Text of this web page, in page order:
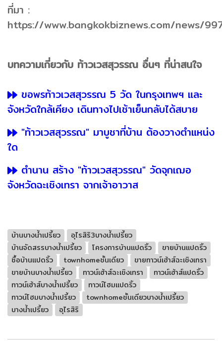
ที่มา :
https://www.bangkokbiznews.com/news/
บทความเกี่ยวกับ ท้าวเวสสุวรรณ อื่นๆ ที่น่าสนใจ
ขอพรท้าวเวสสุวรรณ 5 วัด ในกรุงเทพฯ และ
จังหวัดใกล้เคียง เดินทางไปเช้าเย็นกลับได้สบาย
"ท้าวเวสสุวรรณ" มาบูชาที่บ้าน ต้องวางตำแหน่ง
ใด
ตำนาน สร้าง "ท้าวเวสสุวรรณ" วัดจุกเฌอ
จังหวัดฉะเชิงเทรา จากเจ้าอาวาส
บ้านบางน้ำเปรี้ยว
อุไรสิริ3บางน้ำเปรี้ยว
บ้านจัดสรรบางน้ำเปรี้ยว
โครงการบ้านแปดริ้ว
ขายบ้านแปดริ้ว
ซื้อบ้านแปดริ้ว
townhomeชั้นเดียว
ขายทาวน์เฮ้าส์ฉะเชิงเทรา
ขายบ้านบางน้ำเปรี้ยว
ทาวน์เฮ้าส์ฉะเชิงเทรา
ทาวน์เฮ้าส์แปดริ้ว
ทาวน์เฮ้าส์บางน้ำเปรี้ยว
ทาวน์โฮมแปดริ้ว
ทาวน์โฮมบางน้ำเปรี้ยว
townhomeชั้นเดียวบางน้ำเปรี้ยว
บางน้ำเปรี้ยว
อุไรสิริ